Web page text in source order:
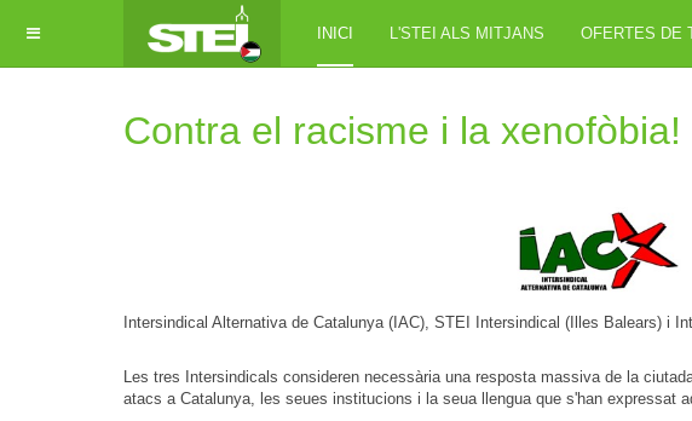
INICI L'STEI ALS MITJANS OFERTES DE
Contra el racisme i la
Intersindical Alternativa de Catalunya (IAC), STEI Intersindical (Illes Balears) i
Les tres Intersindicals consideren necessària una resposta massiva de la
atacs a Catalunya, les seues institucions i la seua llengua que s'han expressat